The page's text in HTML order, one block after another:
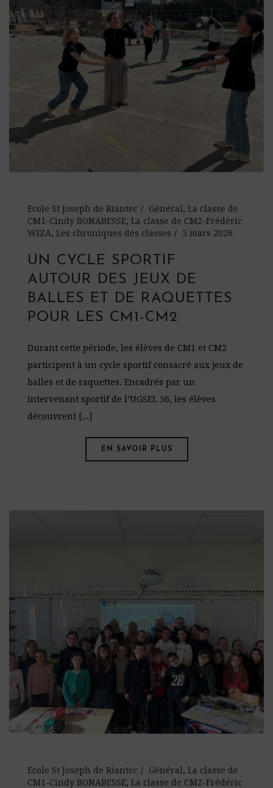
Ecole St Joseph de Riantec Général, La classe de
CM1-Cindy BONABESSE, La classe de CM2-Frédéric
WIZA, Les chroniques des classes 5 mars 2026
UN CYCLE SPORTIF
AUTOUR DES JEUX DE
BALLES ET DE RAQUETTES
POUR LES CM1-CM2
Durant cette période, les élèves de CM1 et CM2
participent à un cycle sportif consacré aux jeux de
balles et de raquettes. Encadrés par un
intervenant sportif de l’UGSEL 56, les élèves
découvrent [...]
EN SAVOIR PLUS
Ecole St Joseph de Riantec Général , La classe de
CM1-Cindy BONABESSE, La classe de CM2-Frédéric